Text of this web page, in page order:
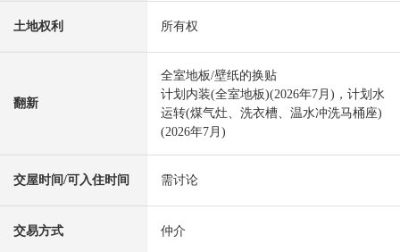
土地权利 所有权
翻新
全室地板/壁纸的换贴
计划内装(全室地板)(2026年7月)，计划水
运转(煤气灶、洗衣槽、温水冲洗马桶座)
(2026年7月)
交屋时间/可入住时间 需讨论
交易方式 仲介